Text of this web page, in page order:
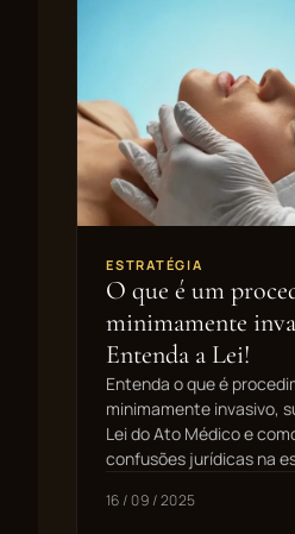
ESTRATÉGIA
O que é um
minimamente
Entenda a Lei!
Entenda o que é
minimamente invasivo,
Lei do Ato Médico e
confusões jurídicas na
16 / 09 / 2025